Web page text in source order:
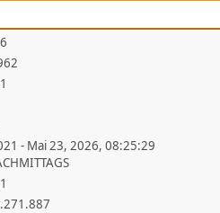
- Mai 23, 2026, 08:25:29